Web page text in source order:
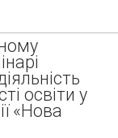
освіти у
«Нова